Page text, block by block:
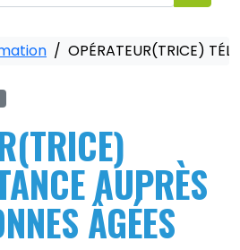
/ OPÉRATEUR(TRICE)
AUPRÈS
ÂGÉES